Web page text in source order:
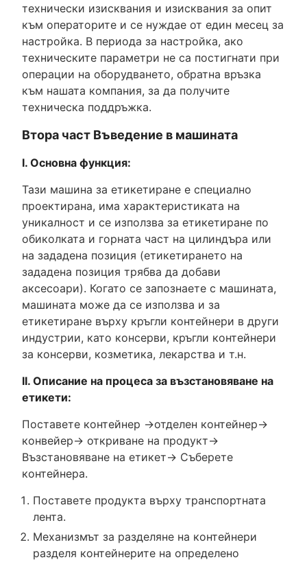
технически изисквания и изисквания за опит
към операторите и се нуждае от един месец за
настройка. В периода за настройка, ако
техническите параметри не са постигнати при
операции на оборудването, обратна връзка
към нашата компания, за да получите
техническа поддръжка.
Втора част Въведение в машината
I. Основна функция:
Тази машина за етикетиране е специално
проектирана, има характеристиката на
уникалност и се използва за етикетиране по
обиколката и горната част на цилиндъра или
на зададена позиция (етикетирането на
зададена позиция трябва да добави
аксесоари). Когато се запознаете с машината,
машината може да се използва и за
етикетиране върху кръгли контейнери в други
индустрии, като консерви, кръгли контейнери
за консерви, козметика, лекарства и т.н.
II. Описание на процеса за възстановяване на
етикети:
Поставете контейнер →отделен контейнер→
конвейер→ откриване на продукт→
Възстановяване на етикет→ Съберете
контейнера.
Поставете продукта върху транспортната
лента.
Механизмът за разделяне на контейнери
разделя контейнерите на определено